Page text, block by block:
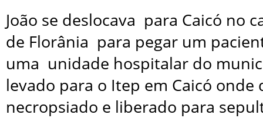
João se deslocava para Caicó no
de Florânia para pegar um
uma unidade hospitalar do
levado para o Itep em Caicó onde
necropsiado e liberado para